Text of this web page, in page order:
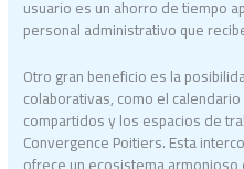
usuario es un ahorro de tiempo
personal administrativo que
Otro gran beneficio es la
colaborativas, como el
compartidos y los espacios de
Convergence Poitiers. Esta